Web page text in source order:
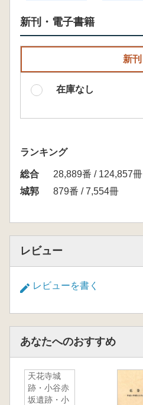
新刊・電子書籍
新刊
在庫なし
ランキング
総合
28,889番 / 124,857冊
城郭
879番 / 7,554冊
レビュー
レビューを書く
あなたへのおすすめ
天花寺城
跡・小谷赤
坂遺跡・小